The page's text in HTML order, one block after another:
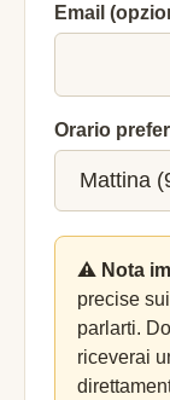
Email
Orario
⚠️ Nota
precise
parlarti.
riceverai